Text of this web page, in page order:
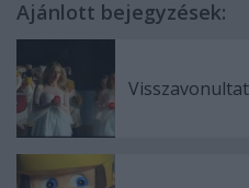
Ajánlott bejegyzések: